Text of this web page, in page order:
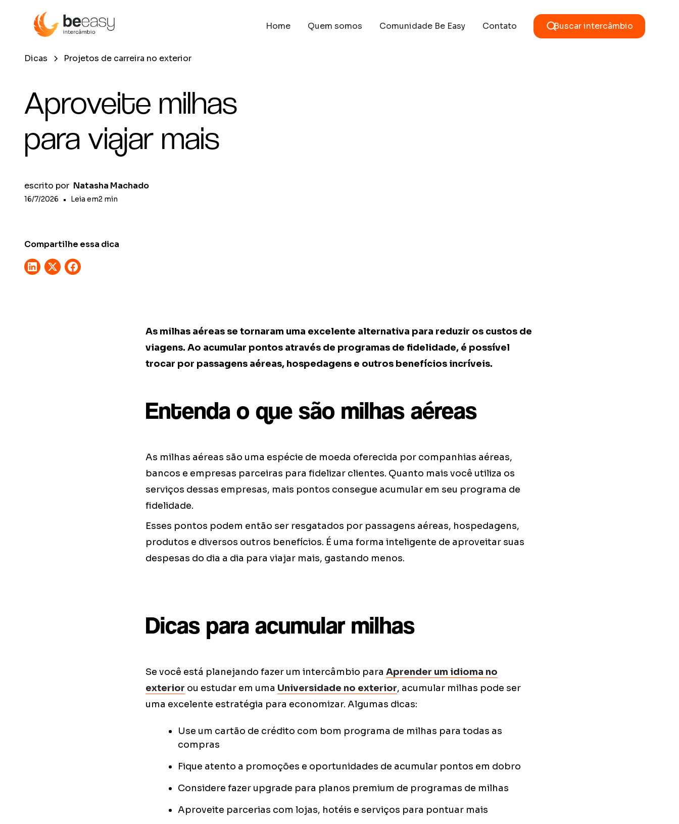
Home Quem somos Comunidade Be Easy Contato Buscar intercâmbio
Dicas Projetos de carreira no exterior
Aproveite milhas
para viajar mais
escrito por Natasha Machado
16/7/2026 • Leia em2 min
Compartilhe essa dica
As milhas aéreas se tornaram uma excelente alternativa para reduzir os custos de
viagens. Ao acumular pontos através de programas de fidelidade, é possível
trocar por passagens aéreas, hospedagens e outros benefícios incríveis.
Entenda o que são milhas aéreas
As milhas aéreas são uma espécie de moeda oferecida por companhias aéreas,
bancos e empresas parceiras para fidelizar clientes. Quanto mais você utiliza os
serviços dessas empresas, mais pontos consegue acumular em seu programa de
fidelidade.
Esses pontos podem então ser resgatados por passagens aéreas, hospedagens,
produtos e diversos outros benefícios. É uma forma inteligente de aproveitar suas
despesas do dia a dia para viajar mais, gastando menos.
Dicas para acumular milhas
Se você está planejando fazer um intercâmbio para Aprender um idioma no
exterior ou estudar em uma Universidade no exterior, acumular milhas pode ser
uma excelente estratégia para economizar. Algumas dicas:
Use um cartão de crédito com bom programa de milhas para todas as
compras
Fique atento a promoções e oportunidades de acumular pontos em dobro
Considere fazer upgrade para planos premium de programas de milhas
Aproveite parcerias com lojas, hotéis e serviços para pontuar mais